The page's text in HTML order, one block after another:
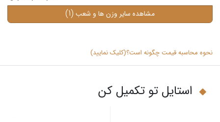
مشاهده سایر وزن ها و شعب (1)
نحوه محاسبه قیمت چگونه است؟(کلیک نمایید)
استایل تو تکمیل کن